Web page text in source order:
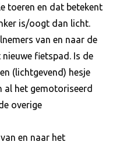
toeren en dat betekent
is/oogt dan licht.
van en naar de
fietspad. Is de
(lichtgevend) hesje
al het gemotoriseerd
overige
en naar het